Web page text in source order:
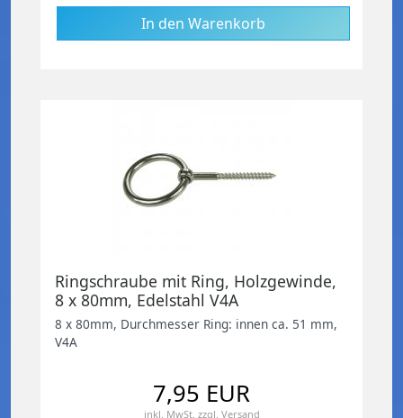
Ringschraube mit Ring, Holzgewinde,
8 x 80mm, Edelstahl V4A
8 x 80mm, Durchmesser Ring: innen ca. 51 mm,
V4A
7,95 EUR
inkl. MwSt. zzgl. Versand